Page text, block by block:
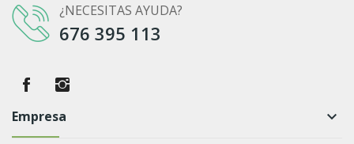
¿NECESITAS AYUDA?
676 395 113
Empresa keyboard_arrow_down